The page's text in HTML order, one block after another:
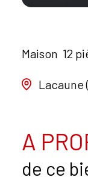
Maison 12
Lacaune
A
de ce